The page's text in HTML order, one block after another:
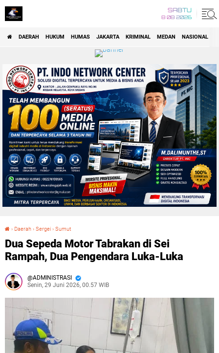
SABTU
8 08 2026
DAERAH HUKUM HUMAS JAKARTA KRIMINAL MEDAN NASIONAL
› Daerah › Sergei › Sumut
Dua Sepeda Motor Tabrakan di Sei
Rampah, Dua Pengendara Luka-Luka
ADMINISTRASI
Senin, 29 Juni 2026, 00.57 WIB